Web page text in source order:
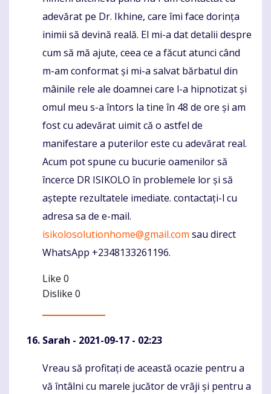
adevărat pe Dr. Ikhine, care îmi face dorința
inimii să devină reală. El mi-a dat detalii despre
cum să mă ajute, ceea ce a făcut atunci când
m-am conformat și mi-a salvat bărbatul din
mâinile rele ale doamnei care l-a hipnotizat și
omul meu s-a întors la tine în 48 de ore și am
fost cu adevărat uimit că o astfel de
manifestare a puterilor este cu adevărat real.
Acum pot spune cu bucurie oamenilor să
încerce DR ISIKOLO în problemele lor și să
aștepte rezultatele imediate. contactați-l cu
adresa sa de e-mail.
isikolosolutionhome@gmail.com sau direct
WhatsApp +2348133261196.
Like 0
Dislike 0
Sarah - 2021-09-17 - 02:23
Komentaras
Vreau să profitați de această ocazie pentru a
vă întâlni cu marele jucător de vrăji și pentru a